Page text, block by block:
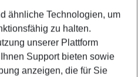
anzeigen
ähnliche Technologien, um
zu halten.
unserer Plattform
Support bieten sowie
anzeigen, die für Sie